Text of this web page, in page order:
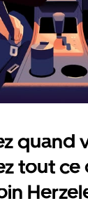
quand
tout ce